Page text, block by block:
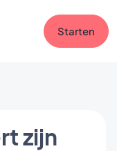
Starten
zijn